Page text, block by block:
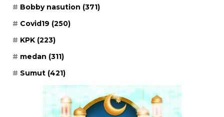
Bobby nasution (371)
Covid19 (250)
KPK (223)
medan (311)
Sumut (421)